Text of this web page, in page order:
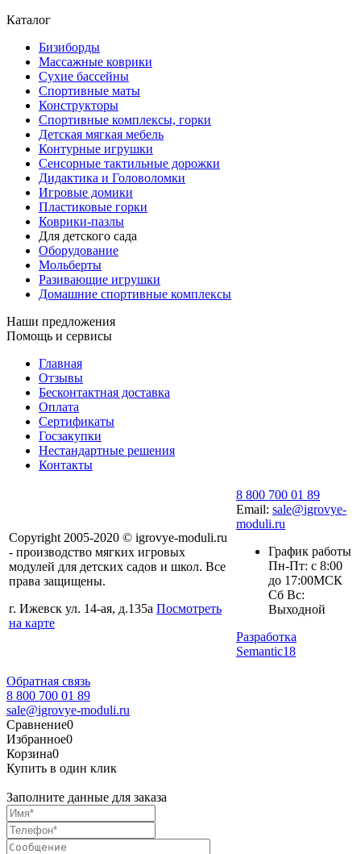
Каталог
Бизиборды
Массажные коврики
Сухие бассейны
Спортивные маты
Конструкторы
Спортивные комплексы, горки
Детская мягкая мебель
Контурные игрушки
Сенсорные тактильные дорожки
Дидактика и Головоломки
Игровые домики
Пластиковые горки
Коврики-пазлы
Для детского сада
Оборудование
Мольберты
Разивающие игрушки
Домашние спортивные комплексы
Наши предложения
Помощь и сервисы
Главная
Отзывы
Бесконтактная доставка
Оплата
Сертификаты
Госзакупки
Нестандартные решения
Контакты
Copyright 2005-2020 © igrovye-moduli.ru
- производство мягких игровых
модулей для детских садов и школ. Все
права защищены.
г. Ижевск ул. 14-ая, д.135а Посмотреть
на карте
8 800 700 01 89
Email: sale@igrovye-
moduli.ru
График работы
Пн-Пт: с 8:00
до 17:00МСК
Сб Вс:
Выходной
Разработка
Semantic18
Обратная связь
8 800 700 01 89
sale@igrovye-moduli.ru
Сравнение0
Избранное0
Корзина0
Купить в один клик
Заполните данные для заказа